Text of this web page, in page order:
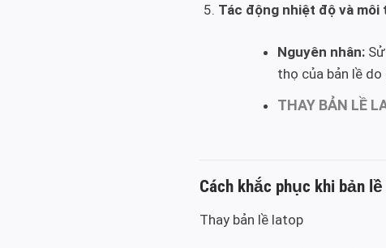
Tác động nhiệt độ và môi
Nguyên nhân:Sử
thọ của bản lề
THAY BẢN LỀ
Cách khắc phục khi bản
Thay bản lề latop